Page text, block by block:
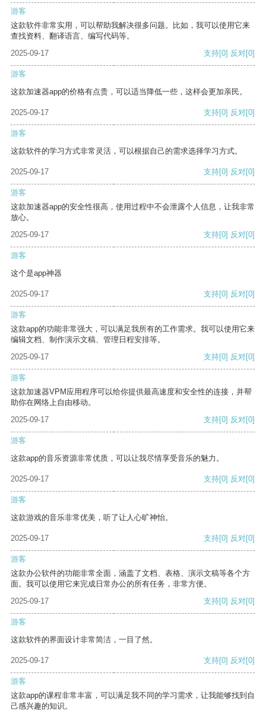
游客
这款软件非常实用，可以帮助我解决很多问题。比如，我可以使用它来
查找资料、翻译语言、编写代码等。
2025-09-17
支持[0] 反对[0]
游客
这款加速器app的价格有点贵，可以适当降低一些，这样会更加亲民。
2025-09-17 支持[0] 反对[0]
游客
这款软件的学习方式非常灵活，可以根据自己的需求选择学习方式。
2025-09-17 支持[0] 反对[0]
游客
这款加速器app的安全性很高，使用过程中不会泄露个人信息，让我非常
放心。
2025-09-17
支持[0] 反对[0]
游客
这个是app神器
2025-09-17 支持[0] 反对[0]
游客
这款app的功能非常强大，可以满足我所有的工作需求。我可以使用它来
编辑文档、制作演示文稿、管理日程安排等。
2025-09-17
支持[0] 反对[0]
游客
这款加速器VPM应用程序可以给你提供最高速度和安全性的连接，并帮
助你在网络上自由移动。
2025-09-17
支持[0] 反对[0]
游客
这款app的音乐资源非常优质，可以让我尽情享受音乐的魅力。
2025-09-17 支持[0] 反对[0]
游客
这款游戏的音乐非常优美，听了让人心旷神怡。
2025-09-17 支持[0] 反对[0]
游客
这款办公软件的功能非常全面，涵盖了文档、表格、演示文稿等各个方
面。我可以使用它来完成日常办公的所有任务，非常方便。
2025-09-17
支持[0] 反对[0]
游客
这款软件的界面设计非常简洁，一目了然。
2025-09-17 支持[0] 反对[0]
游客
这款app的课程非常丰富，可以满足我不同的学习需求，让我能够找到自
己感兴趣的知识。